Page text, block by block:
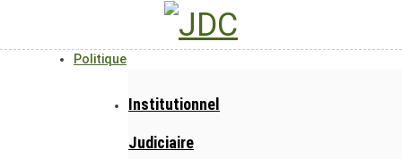
Politique
Institutionnel
Judiciaire